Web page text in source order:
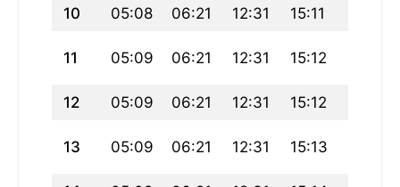
10 05:08 06:21 12:31 15:11
11 05:09 06:21 12:31 15:12
12 05:09 06:21 12:31 15:12
13 05:09 06:21 12:31 15:13